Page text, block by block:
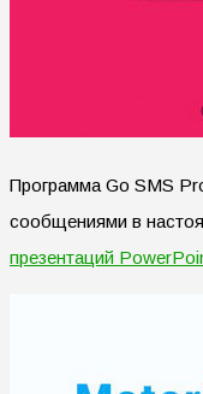
Программа Go SMS
сообщениями в
презентаций